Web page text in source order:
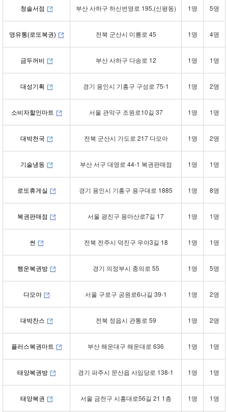
청솔서점 부산 사하구 하신번영로 195,(신평동) 1명 5명
영유통(로또복권) 전북 군산시 미룡로 45 1명 4명
금두꺼비 부산 사하구 다송로 12 1명 1명
대성기획 경기 용인시 기흥구 구성로 75-1 1명 2명
소비자할인마트 서울 관악구 조원로10길 37 1명 1명
대박천국 전북 군산시 가도로 217 다모아 1명 2명
기술냉동 부산 서구 대영로 44-1 복권판매점 1명 1명
로또휴게실 경기 용인시 기흥구 용구대로 1885 1명 8명
복권판매점 서울 광진구 용마산로7길 17 1명 1명
썬 전북 전주시 덕진구 우아3길 18 1명 1명
행운복권방 경기 의정부시 충의로 55 1명 5명
다모아 서울 구로구 공원로6나길 39-1 1명 2명
대박찬스 전북 정읍시 관통로 59 1명 2명
플러스복권마트 부산 해운대구 해운대로 636 1명 1명
태양복권방 경기 파주시 문산읍 사임당로 138-1 1명 1명
태양복권 서울 금천구 시흥대로56길 21 1층 1명 1명